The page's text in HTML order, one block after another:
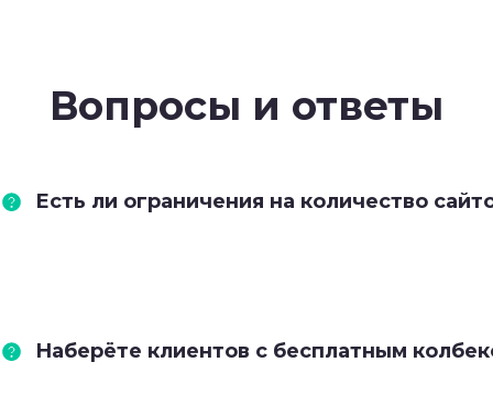
Вопросы и ответы
Есть ли ограничения на количество
Наберёте клиентов с бесплатным